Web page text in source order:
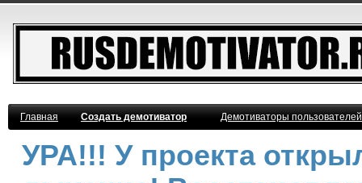
Главная Создать демотиватор Демотиваторы
УРА!!! У проекта